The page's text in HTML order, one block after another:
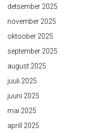
detsember 2025
november 2025
oktoober 2025
september 2025
august 2025
juuli 2025
juuni 2025
mai 2025
aprill 2025